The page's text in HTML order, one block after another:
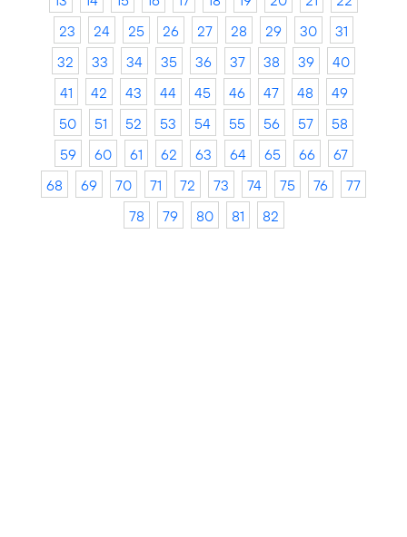
23
24 25 26 27 28 29 30
31
32
33 34 35 36 37 38 39
40
41
42 43 44 45 46 47 48
49
50
51 52 53 54 55 56 57
58
59
60 61 62 63 64 65 66
67
68
69 70 71 72 73 74 75 76
77
78
79 80 81 82